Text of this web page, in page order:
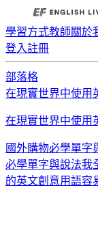
學習方式教師關於
登入註冊
部落格
在現實世界中使用
在現實世界中使用
國外購物必學單字
必學單字與說法我
的英文創意用語容